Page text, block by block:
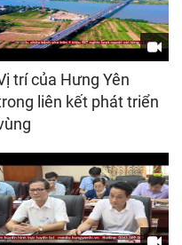
trí của Hưng Yên
liên kết phát triển